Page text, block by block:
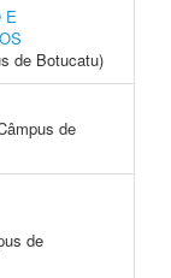
E
de Botucatu)
de
de